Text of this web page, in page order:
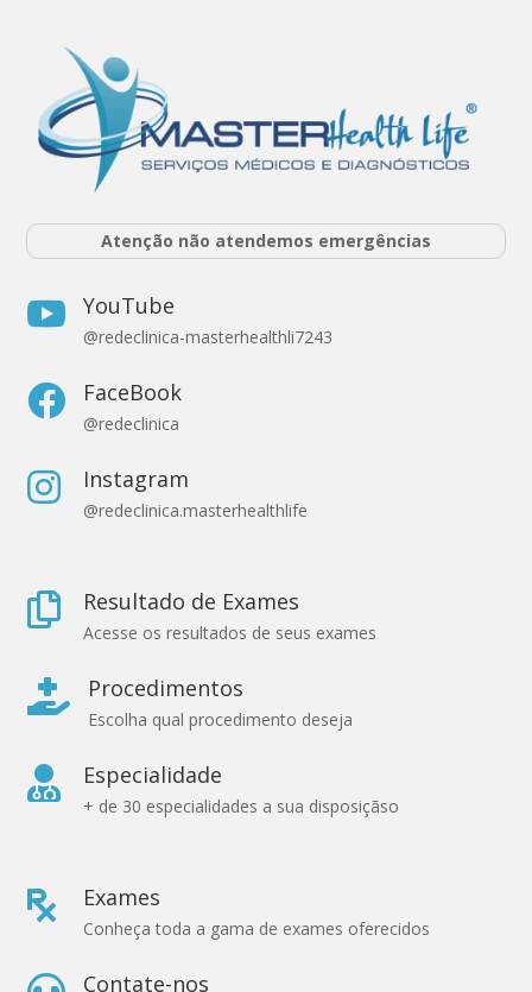
Atenção não atendemos emergências
 YouTube
@redeclinica-masterhealthli7243
 FaceBook
@redeclinica
 Instagram
@redeclinica.masterhealthlife
 Resultado de Exames
Acesse os resultados de seus exames
 Procedimentos
Escolha qual procedimento deseja
 Especialidade
+ de 30 especialidades a sua disposiçãso
 Exames
Conheça toda a gama de exames oferecidos
Contate-nos